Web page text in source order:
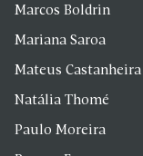
Marcos Boldrin
Mariana Saroa
Mateus Castanheira
Natália Thomé
Paulo Moreira